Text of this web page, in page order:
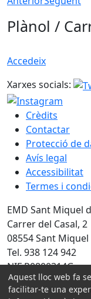
Plànol /
Accedeix
Xarxes socials:
Crèdits
Contactar
Protecció de
Avís legal
Accessibilitat
Termes i
EMD Sant Miquel
Carrer del Casal, 2
08554 Sant Miquel
Tel. 938 124 942
NIF P0800314G
Amb la
Aquest lloc web fa
facilitar-te una